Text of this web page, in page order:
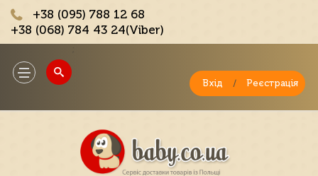
+38 (095) 788 12 68
+38 (068) 784 43 24(Viber)
Toggle
navigation
Вхід / Реєстрація